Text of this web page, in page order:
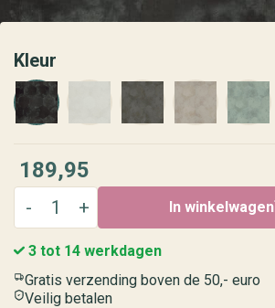
Kleur
189,95
In winkelwagen
3 tot 14 werkdagen
Gratis verzending boven de 50,- euro
Veilig betalen